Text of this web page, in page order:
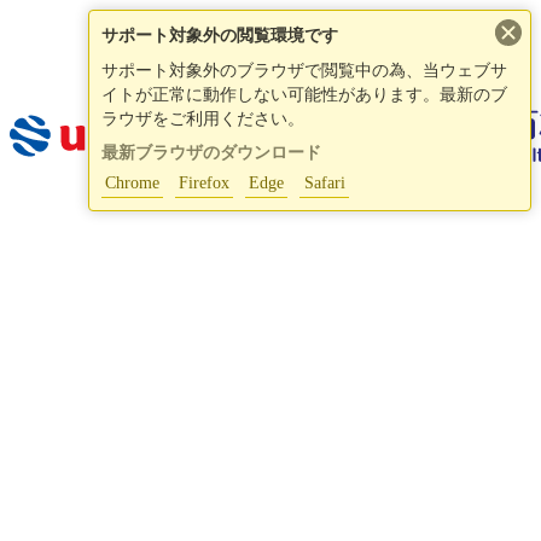
サポート対象外の閲覧環境です
サポート対象外のブラウザで閲覧中の為、当ウェブサ
イトが正常に動作しない可能性があります。最新のブ
ラウザをご利用ください。
最新ブラウザのダウンロード
Chrome
Firefox Edge Safari